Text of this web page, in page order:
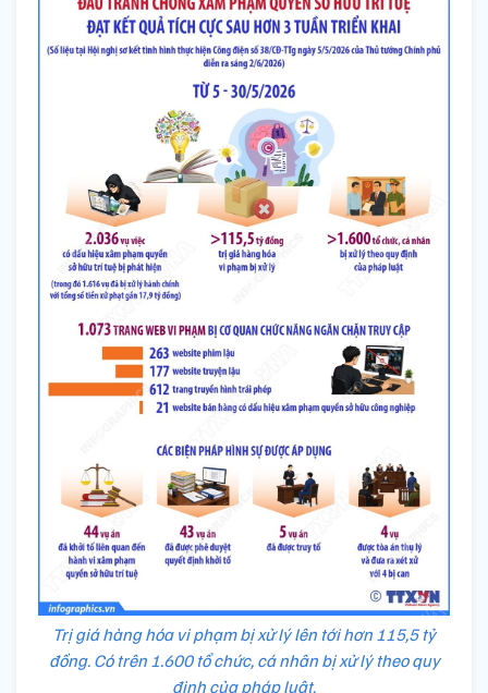
Trị giá hàng hóa vi phạm bị xử lý lên tới hơn 115,5 tỷ
đồng. Có trên 1.600 tổ chức, cá nhân bị xử lý theo quy
định của pháp luật.